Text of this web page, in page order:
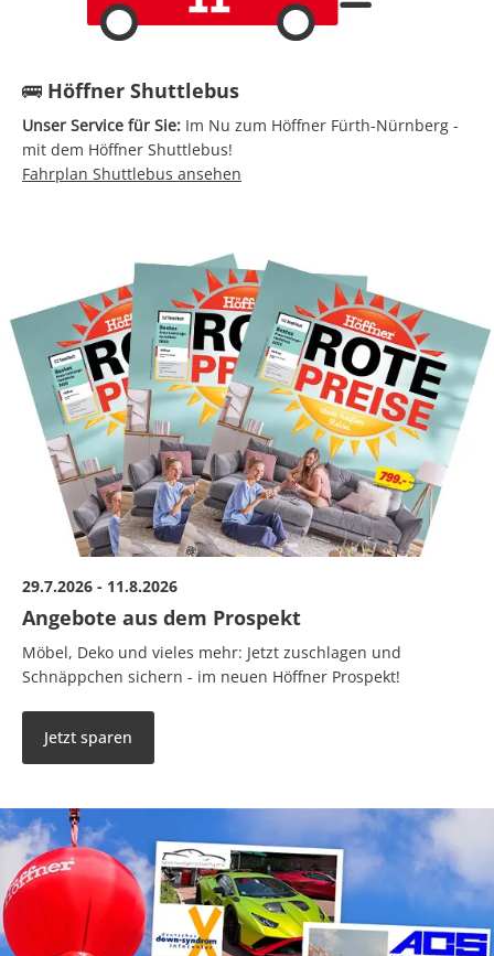
🚌 Höffner Shuttlebus
Unser Service für Sie: Im Nu zum Höffner Fürth-Nürnberg -
mit dem Höffner Shuttlebus!
Fahrplan Shuttlebus ansehen
29.7.2026 - 11.8.2026
Angebote aus dem Prospekt
Möbel, Deko und vieles mehr: Jetzt zuschlagen und
Schnäppchen sichern - im neuen Höffner Prospekt!
Jetzt sparen